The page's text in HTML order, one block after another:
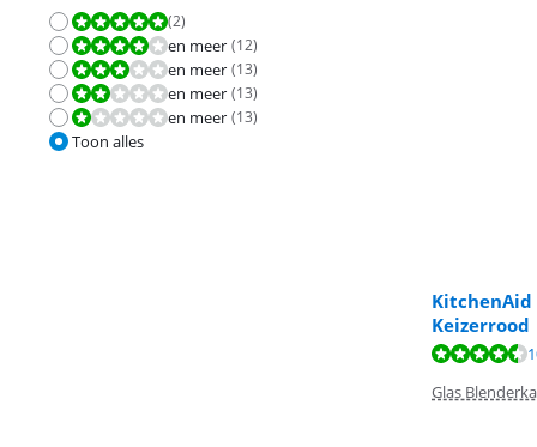
Beoordeling is 10 van de 10.
(2)
Beoordeling is 8,0 van de 10.
en meer (12)
Beoordeling is 6,0 van de 10.
en meer (13)
Beoordeling is 4,0 van de 10.
en meer (13)
Beoordeling is 2,0 van de 10.
en meer (13)
Toon alles
KitchenAid
Keizerrood
Beoordeling is
Glas
Beoordeling is
Beoordeling is